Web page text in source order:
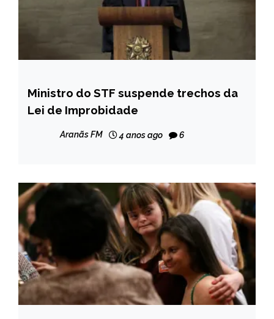
BRASIL
NOTÍCIAS
Ministro do STF suspende trechos da
Lei de Improbidade
Aranãs FM 4 anos ago 6